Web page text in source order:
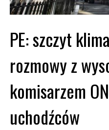
PE: szczyt
rozmowy z
komisarzem
uchodźców